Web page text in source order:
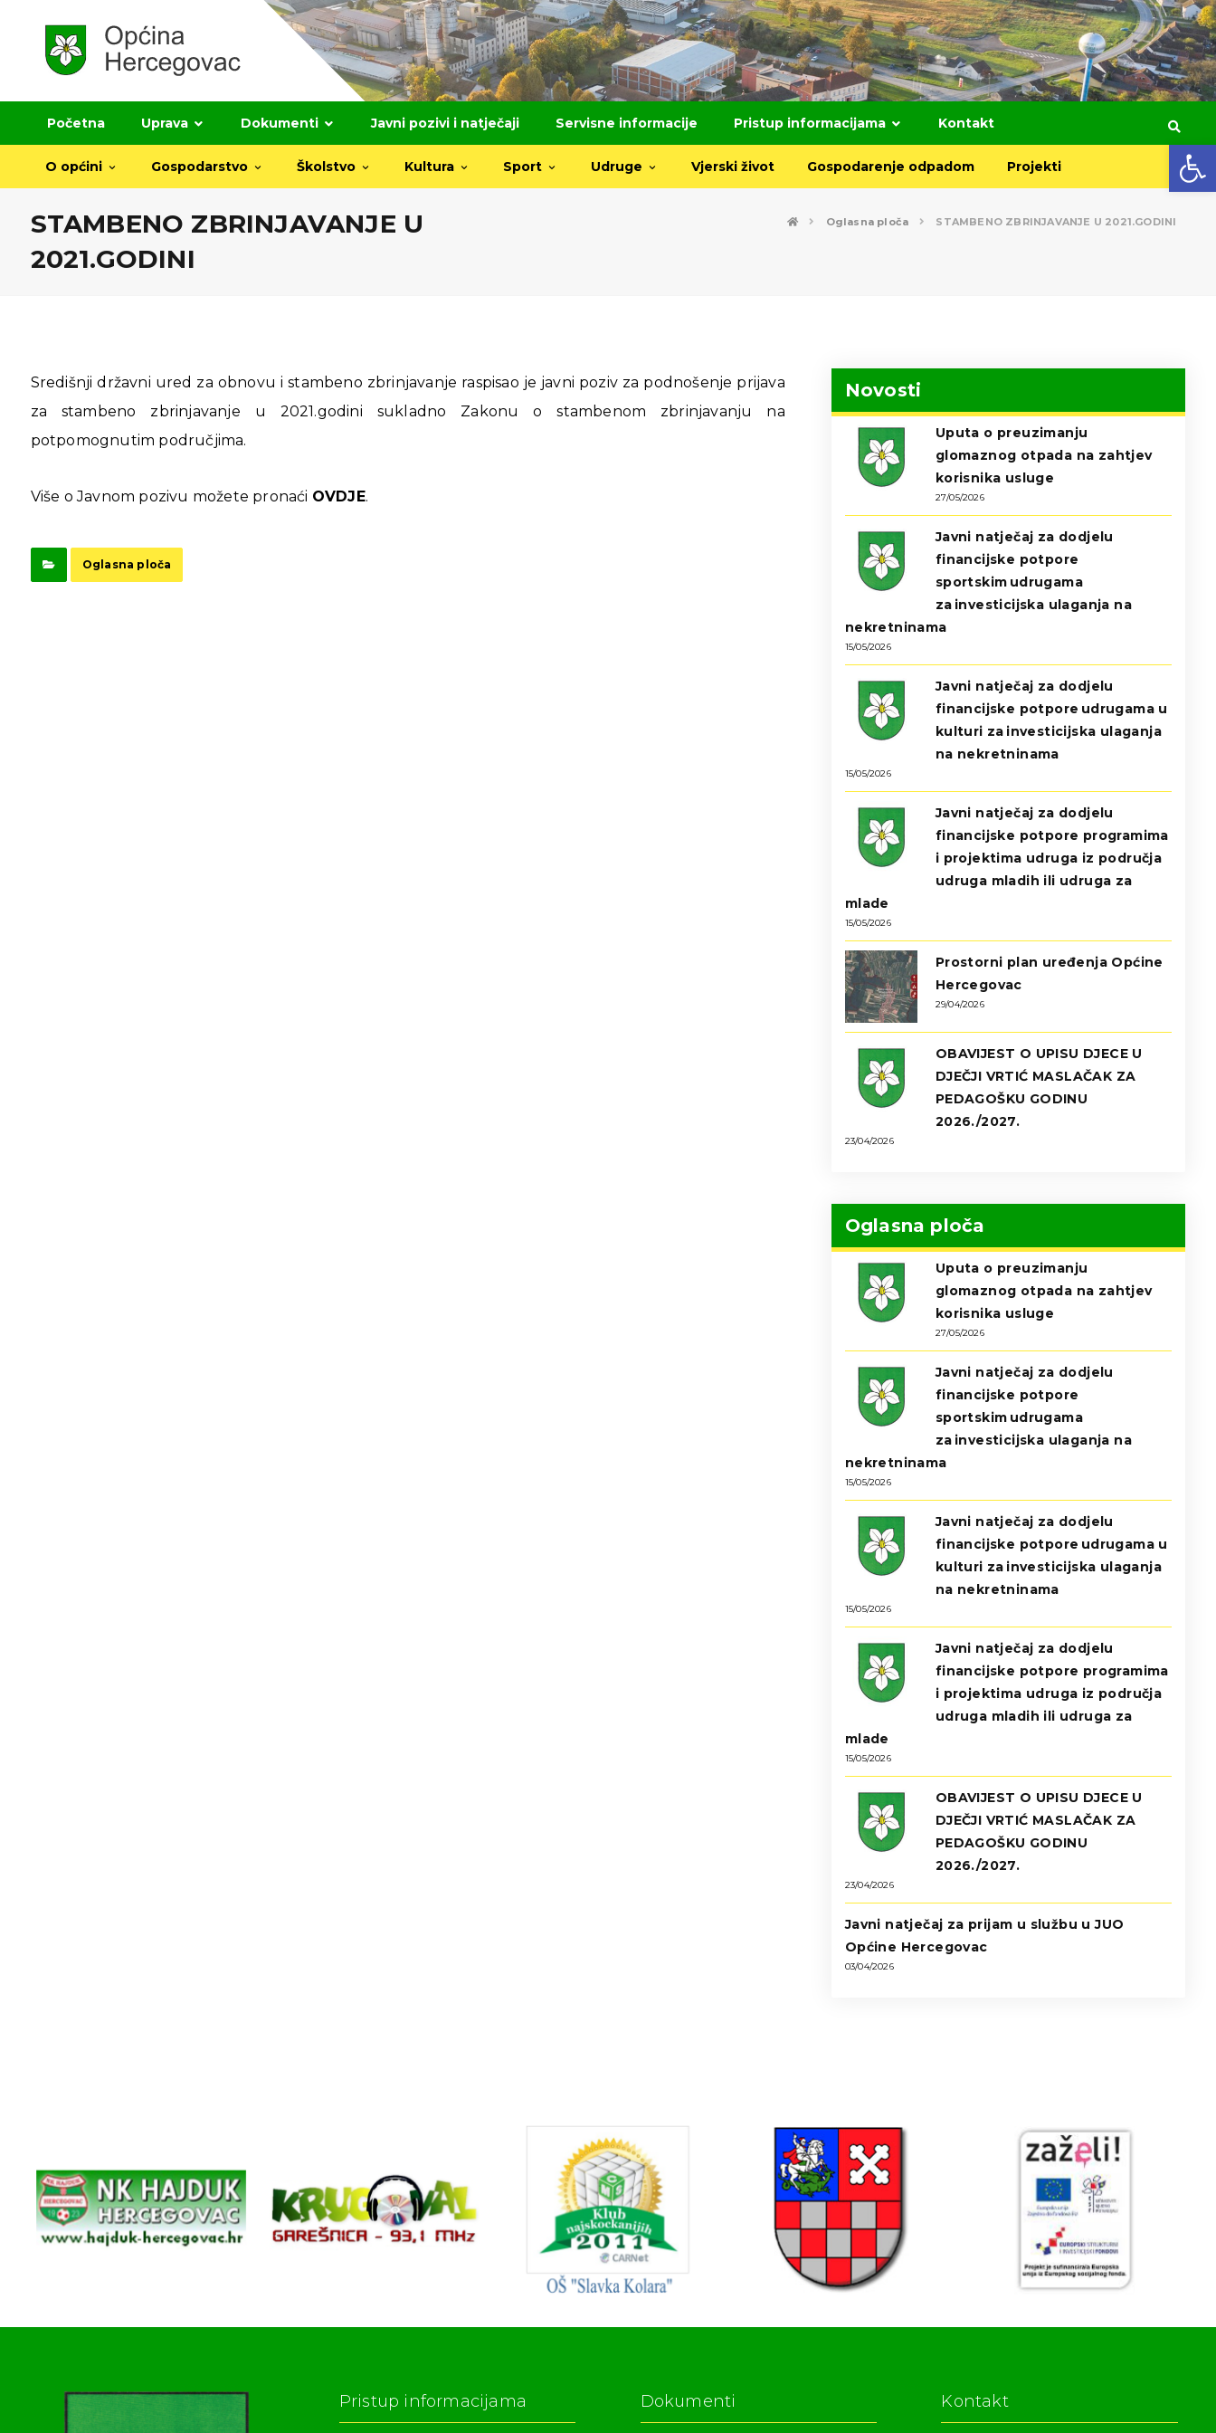
Open toolbar
Početna Uprava Dokumenti Javni pozivi i natječaji Servisne informacije Pristup informacijama Kontakt
O općini Gospodarstvo Školstvo Kultura Sport Udruge Vjerski život Gospodarenje odpadom Projekti
STAMBENO ZBRINJAVANJE U
2021.GODINI
Oglasna ploča STAMBENO ZBRINJAVANJE U 2021.GODINI
Središnji državni ured za obnovu i stambeno zbrinjavanje raspisao je javni poziv za podnošenje prijava
za stambeno zbrinjavanje u 2021.godini sukladno Zakonu o stambenom zbrinjavanju na
potpomognutim područjima.
Više o Javnom pozivu možete pronaći OVDJE.
Oglasna ploča
Novosti
Uputa o preuzimanju
glomaznog otpada na zahtjev
korisnika usluge
27/05/2026
Javni natječaj za dodjelu
financijske potpore
sportskim udrugama
za investicijska ulaganja na
nekretninama
15/05/2026
Javni natječaj za dodjelu
financijske potpore udrugama u
kulturi za investicijska ulaganja
na nekretninama
15/05/2026
Javni natječaj za dodjelu
financijske potpore programima
i projektima udruga iz područja
udruga mladih ili udruga za
mlade
15/05/2026
Prostorni plan uređenja Općine
Hercegovac
29/04/2026
OBAVIJEST O UPISU DJECE U
DJEČJI VRTIĆ MASLAČAK ZA
PEDAGOŠKU GODINU
2026./2027.
23/04/2026
Oglasna ploča
Uputa o preuzimanju
glomaznog otpada na zahtjev
korisnika usluge
27/05/2026
Javni natječaj za dodjelu
financijske potpore
sportskim udrugama
za investicijska ulaganja na
nekretninama
15/05/2026
Javni natječaj za dodjelu
financijske potpore udrugama u
kulturi za investicijska ulaganja
na nekretninama
15/05/2026
Javni natječaj za dodjelu
financijske potpore programima
i projektima udruga iz područja
udruga mladih ili udruga za
mlade
15/05/2026
OBAVIJEST O UPISU DJECE U
DJEČJI VRTIĆ MASLAČAK ZA
PEDAGOŠKU GODINU
2026./2027.
23/04/2026
Javni natječaj za prijam u službu u JUO
Općine Hercegovac
03/04/2026
Pristup informacijama Dokumenti Kontakt